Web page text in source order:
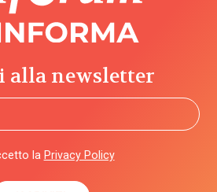
newsletter
la Privacy Policy